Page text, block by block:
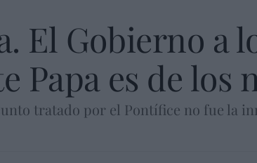
El Gobierno a
Papa es de los
tratado por el Pontífice no fue la